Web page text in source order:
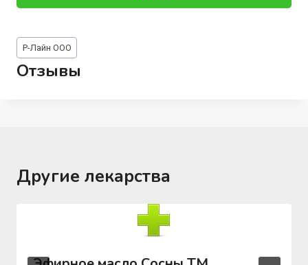
Метки
записи:
Р-Лайн ООО
Отзывы
Другие лекарства